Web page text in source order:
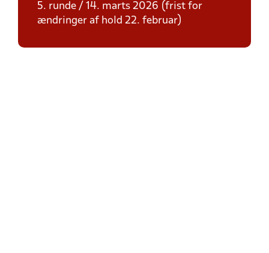
5. runde / 14. marts 2026 (frist for
ændringer af hold 22. februar)